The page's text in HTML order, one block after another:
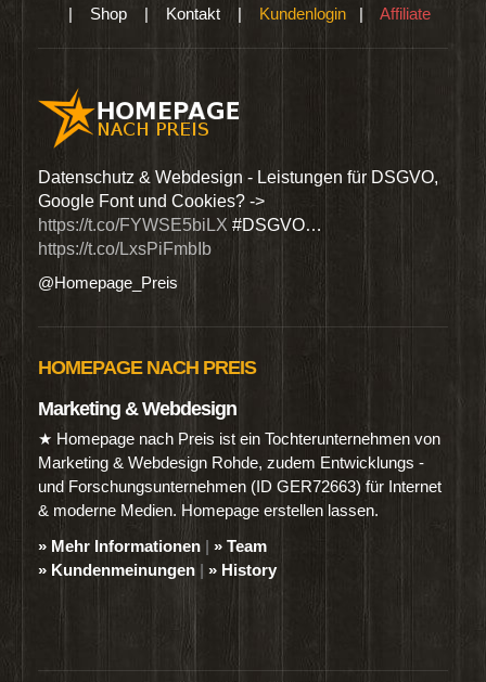
| Shop | Kontakt | Kundenlogin | Affiliate
Datenschutz & Webdesign - Leistungen für DSGVO,
Google Font und Cookies? ->
https://t.co/FYWSE5biLX #DSGVO…
https://t.co/LxsPiFmbIb
@Homepage_Preis
HOMEPAGE NACH PREIS
Marketing & Webdesign
★ Homepage nach Preis ist ein Tochterunternehmen von
Marketing & Webdesign Rohde, zudem Entwicklungs -
und Forschungsunternehmen (ID GER72663) für Internet
& moderne Medien. Homepage erstellen lassen.
» Mehr Informationen | » Team
» Kundenmeinungen | » History